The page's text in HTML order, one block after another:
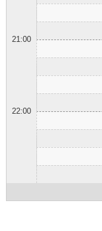
21:00
22:00